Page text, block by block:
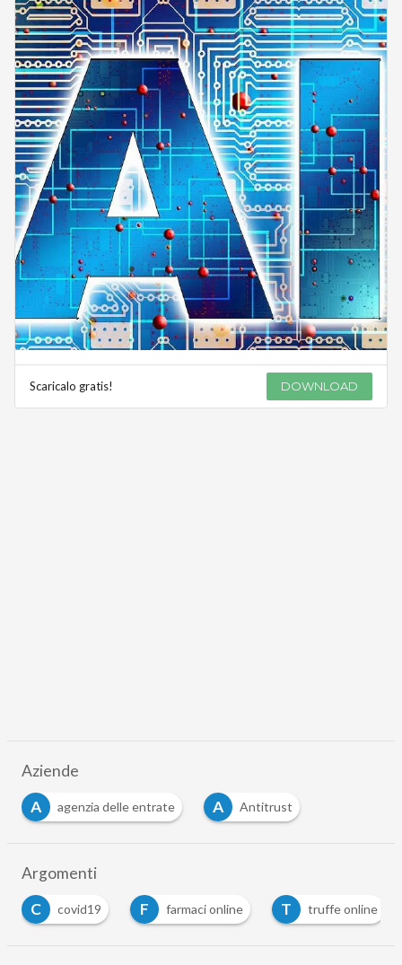
Scaricalo gratis! DOWNLOAD
Aziende
A
agenzia delle entrate A
Antitrust
Argomenti
C
covid19 F farmaci online T truffe online